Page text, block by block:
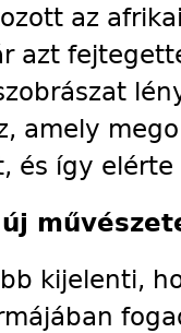
az
azt
amely
és így
kijelenti,